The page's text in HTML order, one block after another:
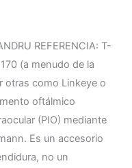
REFERENCIA: T-
(a menudo de la
otras como Linkeye o
oftálmico
(PIO) mediante
Es un accesorio
no un